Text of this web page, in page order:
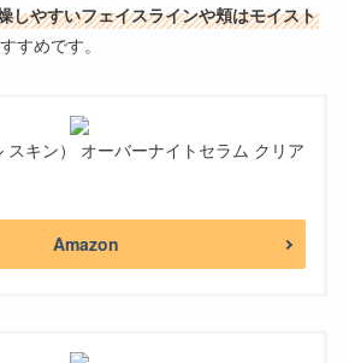
しやすいフェイスラインや頬はモイスト
すめです。
スキン） オーバーナイトセラム クリア
Amazon